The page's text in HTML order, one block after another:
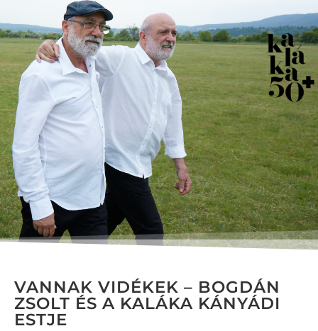
VANNAK VIDÉKEK – BOGDÁN
ZSOLT ÉS A KALÁKA KÁNYÁDI
ESTJE